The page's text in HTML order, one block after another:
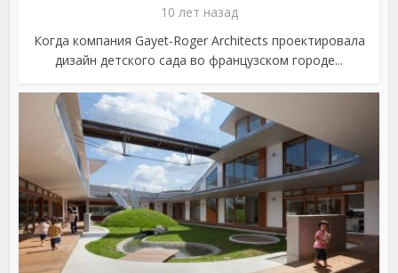
10 лет назад
Когда компания Gayet-Roger Architects проектировала
дизайн детского сада во французском городе...